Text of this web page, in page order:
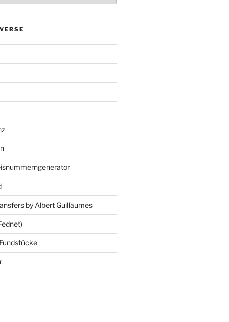
by Albert Guillaumes